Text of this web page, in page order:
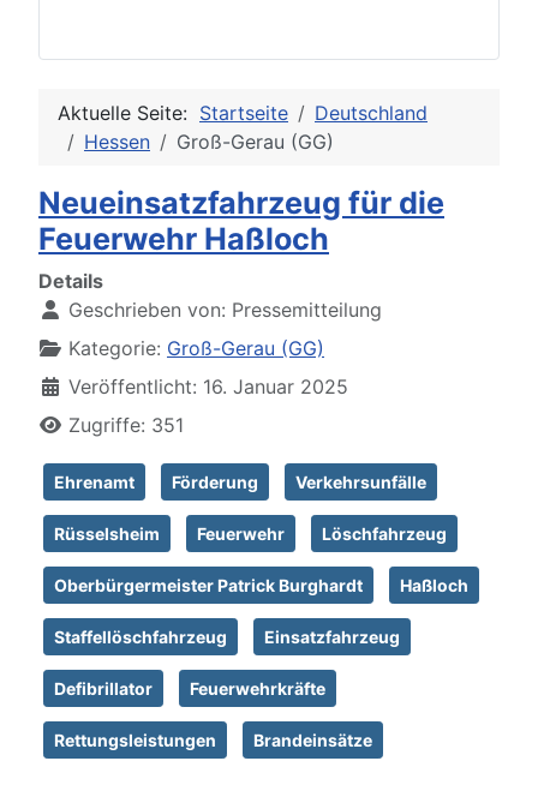
Aktuelle Seite: Startseite
Deutschland
Hessen
Groß-Gerau (GG)
Neueinsatzfahrzeug für die
Feuerwehr Haßloch
Details
Geschrieben von: Pressemitteilung
Kategorie: Groß-Gerau (GG)
Veröffentlicht: 16. Januar 2025
Zugriffe: 351
Ehrenamt Förderung Verkehrsunfälle
Rüsselsheim Feuerwehr Löschfahrzeug
Oberbürgermeister Patrick Burghardt Haßloch
Staffellöschfahrzeug Einsatzfahrzeug
Defibrillator Feuerwehrkräfte
Rettungsleistungen Brandeinsätze